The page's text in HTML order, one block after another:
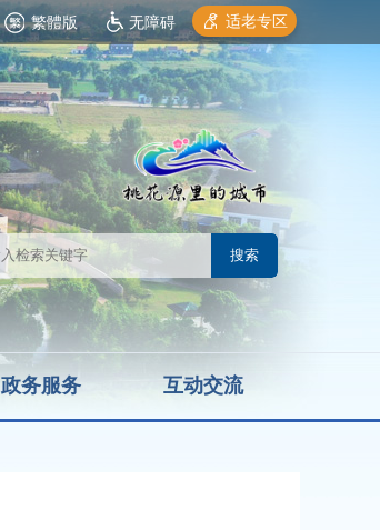
繁體版 无障碍 适老专区
政务服务 互动交流